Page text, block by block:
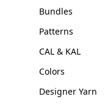
Bundles
Patterns
CAL & KAL
Colors
Designer Yarn